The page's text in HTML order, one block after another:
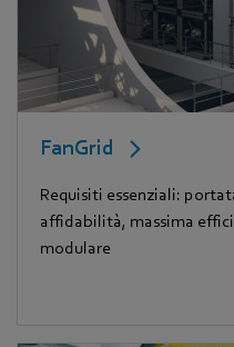
FanGrid
Requisiti essenziali:
affidabilità, massima
modulare